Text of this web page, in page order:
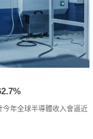
年全球半導體收入會逼近